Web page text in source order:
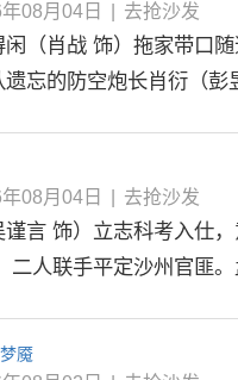
08月04日 去抢沙发
（肖战 饰）拖家带口
遗忘的防空炮长肖衍（彭
08月04日 去抢沙发
言 饰）立志科考入仕
二人联手平定沙州官匪
魇